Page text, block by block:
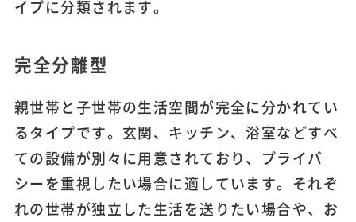
イプに分類されます。
完全分離型
親世帯と子世帯の生活空間が完全に分かれてい
るタイプです。玄関、キッチン、浴室などすべ
ての設備が別々に用意されており、プライバ
シーを重視したい場合に適しています。それぞ
れの世帯が独立した生活を送りたい場合や、お